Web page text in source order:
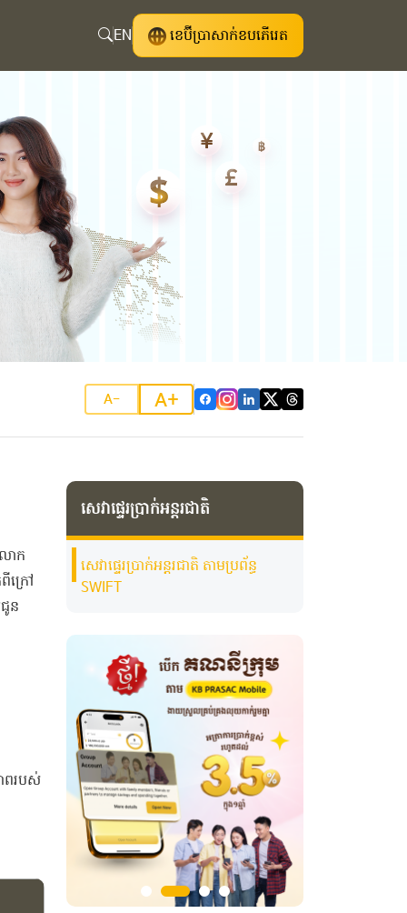
EN ខេប៊ីប្រាសាក់ខបភើរេត
A- A+
ោក
ក្រៅ
ន
ពរបស់
សេវា​ផ្ទេរ​ប្រាក់អន្តរជាតិ
សេវា​ផ្ទេរ​ប្រាក់អន្តរជាតិ ​តាម​ប្រព័ន្ធ
SWIFT